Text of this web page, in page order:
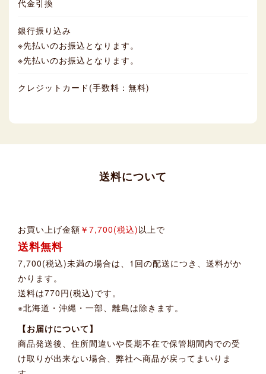
代金引換
銀行振り込み
※先払いのお振込となります。
※先払いのお振込となります。
クレジットカード(手数料：無料)
送料について
お買い上げ金額 ￥7,700(税込)以上で
送料無料
7,700(税込)未満の場合は、1回の配送につき、送料がか
かります。
送料は770円(税込)です。
※北海道・沖縄・一部、離島は除きます。
【お届けについて】
商品発送後、住所間違いや長期不在で保管期間内での受
け取りが出来ない場合、弊社へ商品が戻ってまいりま